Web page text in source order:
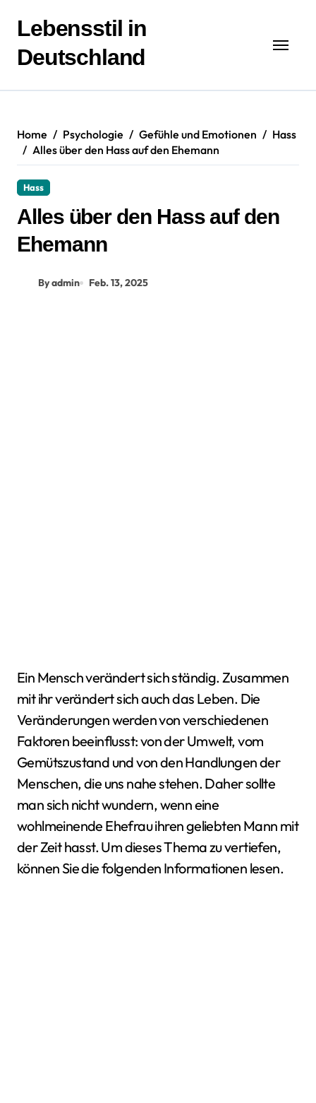
Inhalt
springen
Lebensstil in
Deutschland
Home Psychologie Gefühle und Emotionen
Hass
Alles über den Hass auf den Ehemann
Hass
Alles über den Hass auf den
Ehemann
By admin Feb. 13, 2025
Ein Mensch verändert sich ständig. Zusammen
mit ihr verändert sich auch das Leben. Die
Veränderungen werden von verschiedenen
Faktoren beeinflusst: von der Umwelt, vom
Gemütszustand und von den Handlungen der
Menschen, die uns nahe stehen. Daher sollte
man sich nicht wundern, wenn eine
wohlmeinende Ehefrau ihren geliebten Mann mit
der Zeit hasst. Um dieses Thema zu vertiefen,
können Sie die folgenden Informationen lesen.